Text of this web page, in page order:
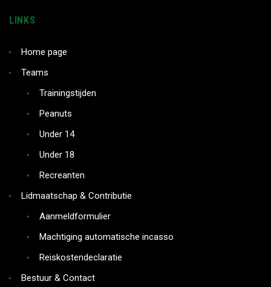
LINKS
Home page
Teams
Trainingstijden
Peanuts
Under 14
Under 18
Recreanten
Lidmaatschap & Contributie
Aanmeldformulier
Machtiging automatische incasso
Reiskostendeclaratie
Bestuur & Contact